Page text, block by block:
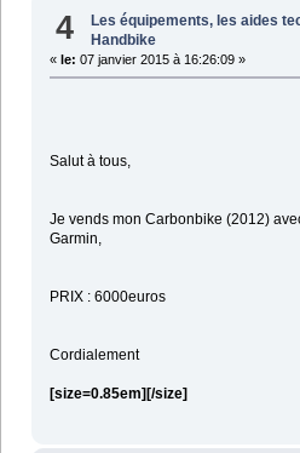
4 Les équipements, les aides
Handbike
« le: 07 janvier 2015 à 16:26:09 »
Salut à tous,
Je vends mon Carbonbike (2012)
Garmin,
PRIX : 6000euros
Cordialement
[size=0.85em] [/size]